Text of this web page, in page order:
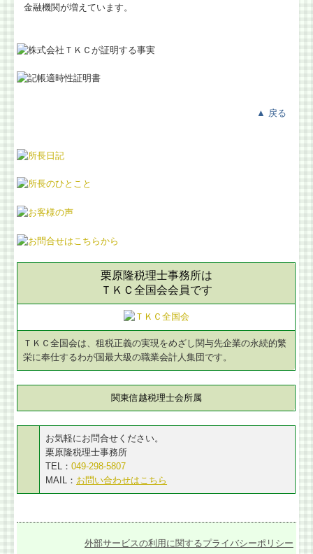
栗原隆税理士事務所は
ＴＫＣ全国会会員です
ＴＫＣ全国会は、租税正義の実現をめざし関与先企業の永続的繁
栄に奉仕するわが国最大級の職業会計人集団です。
関東信越税理士会所属
お気軽にお問合せください。
栗原隆税理士事務所
TEL：049-298-5807
MAIL： お問い合わせはこちら
金融機関が増えています。
▲ 戻る
外部サービスの利用に関するプライバシーポリシー